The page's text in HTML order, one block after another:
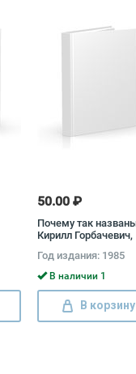
50.00 ₽
Почему так
Кирилл Горбачевич,
Год издания: 1985
В наличии 1
В корзину